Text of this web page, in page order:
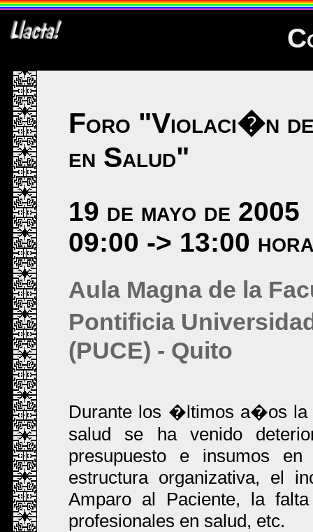
Foro "Violaci�n de
en Salud"
19 de mayo de 2005
09:00 -> 13:00
Aula Magna de la
Pontificia
(PUCE) - Quito
Durante los �ltimos a�os la
salud se ha venido
presupuesto e insumos
estructura organizativa, el
Amparo al Paciente, la
profesionales en salud, etc.